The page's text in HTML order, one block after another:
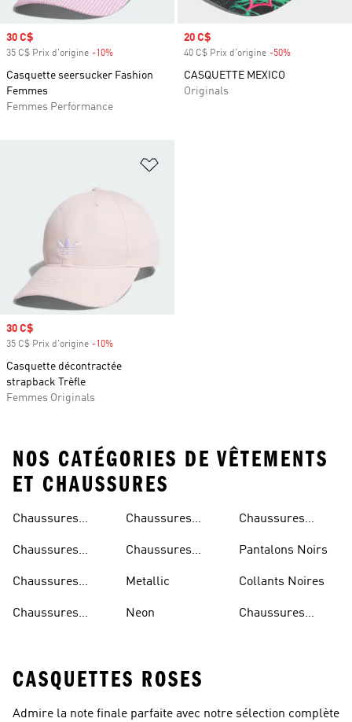
Prix soldé
30 C$
35 C$ Prix d'origine -10%
Casquette seersucker Fashion
Femmes
Femmes Performance
Prix soldé
20 C$
40 C$ Prix d'origine -50%
CASQUETTE MEXICO
Originals
Prix soldé
30 C$
35 C$ Prix d'origine -10%
Casquette décontractée
strapback Trèfle
Femmes Originals
NOS CATÉGORIES DE VÊTEMENTS
ET CHAUSSURES
Chaussures
Chaussures
Chaussures
Chaussures
Chaussures
Chaussures
Metallic
Neon
Chaussures
Pantalons Noirs
Collants Noires
Chaussures
CASQUETTES ROSES
Admire la note finale parfaite avec notre sélection complète